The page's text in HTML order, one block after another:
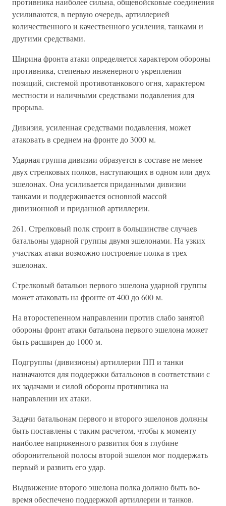
усиливаются, в первую очередь, артиллерией
количественного и качественного усиления, танками и
другими средствами.
Ширина фронта атаки определяется характером обороны
противника, степенью инженерного укрепления
позиций, системой противотанкового огня, характером
местности и наличными средствами подавления для
прорыва.
Дивизия, усиленная средствами подавления, может
атаковать в среднем на фронте до 3000 м.
Ударная группа дивизии образуется в составе не менее
двух стрелковых полков, наступающих в одном или двух
эшелонах. Она усиливается приданными дивизии
танками и поддерживается основной массой
дивизионной и приданной артиллерии.
261. Стрелковый полк строит в большинстве случаев
батальоны ударной группы двумя эшелонами. На узких
участках атаки возможно построение полка в трех
эшелонах.
Стрелковый батальон первого эшелона ударной группы
может атаковать на фронте от 400 до 600 м.
На второстепенном направлении против слабо занятой
обороны фронт атаки батальона первого эшелона может
быть расширен до 1000 м.
Подгруппы (дивизионы) артиллерии ПП и танки
назначаются для поддержки батальонов в соответствии с
их задачами и силой обороны противника на
направлении их атаки.
Задачи батальонам первого и второго эшелонов должны
быть поставлены с таким расчетом, чтобы к моменту
наиболее напряженного развития боя в глубине
оборонительной полосы второй эшелон мог поддержать
первый и развить его удар.
Выдвижение второго эшелона полка должно быть во-
время обеспечено поддержкой артиллерии и танков.